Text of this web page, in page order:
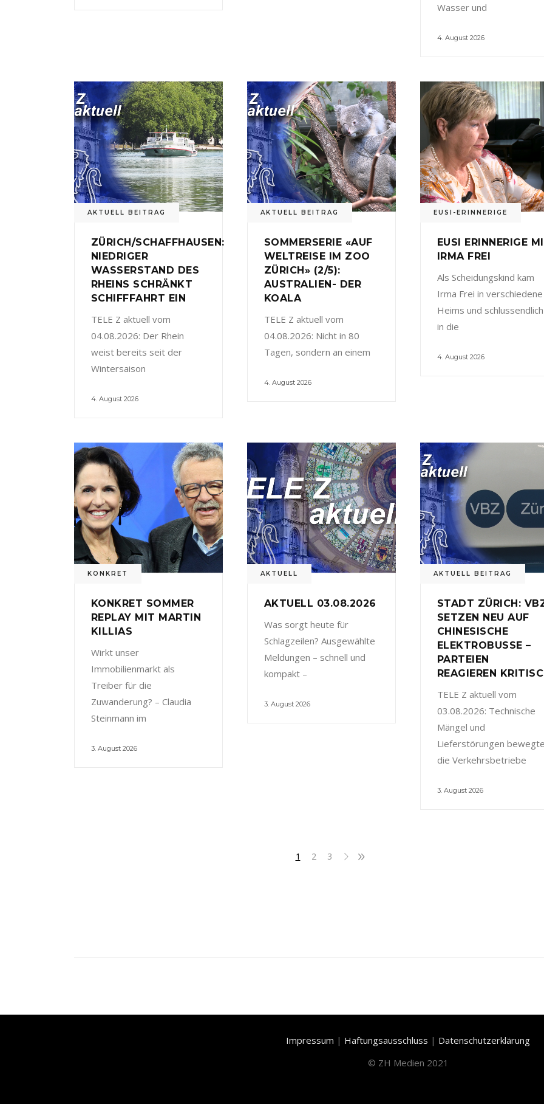
Wasser und
4. August 2026
AKTUELL BEITRAG
ZÜRICH/SCHAFFHAUSEN:
NIEDRIGER
WASSERSTAND DES
RHEINS SCHRÄNKT
SCHIFFFAHRT EIN
TELE Z aktuell vom
04.08.2026: Der Rhein
weist bereits seit der
Wintersaison
4. August 2026
AKTUELL BEITRAG
SOMMERSERIE «AUF
WELTREISE IM ZOO
ZÜRICH» (2/5):
AUSTRALIEN- DER
KOALA
TELE Z aktuell vom
04.08.2026: Nicht in 80
Tagen, sondern an einem
4. August 2026
EUSI-ERINNERIGE
EUSI ERINNERIGE
IRMA FREI
Als Scheidungskind kam
Irma Frei in verschiedene
Heims und schlussendlich
in die
4. August 2026
KONKRET
KONKRET SOMMER
REPLAY MIT MARTIN
KILLIAS
Wirkt unser
Immobilienmarkt als
Treiber für die
Zuwanderung? – Claudia
Steinmann im
3. August 2026
AKTUELL
AKTUELL 03.08.2026
Was sorgt heute für
Schlagzeilen? Ausgewählte
Meldungen – schnell und
kompakt –
3. August 2026
AKTUELL BEITRAG
STADT ZÜRICH:
SETZEN NEU AUF
CHINESISCHE
ELEKTROBUSSE –
PARTEIEN
REAGIEREN
TELE Z aktuell vom
03.08.2026: Technische
Mängel und
Lieferstörungen
die Verkehrsbetriebe
3. August 2026
1 2 3
Impressum | Haftungsausschluss | Datenschutzerklärung
© ZH Medien 2021